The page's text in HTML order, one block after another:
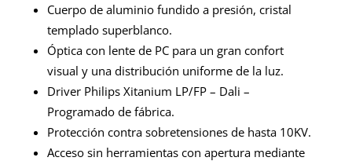
Cuerpo de aluminio fundido a presión, cristal
templado superblanco.
Óptica con lente de PC para un gran confort
visual y una distribución uniforme de la luz.
Driver Philips Xitanium LP/FP – Dali –
Programado de fábrica.
Protección contra sobretensiones de hasta 10KV.
Acceso sin herramientas con apertura mediante